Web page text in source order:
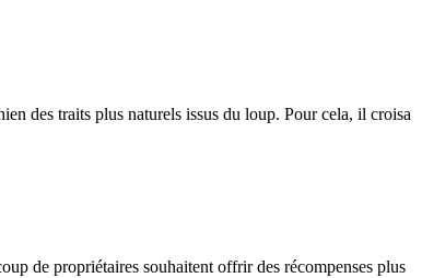
des traits plus naturels issus du loup. Pour cela, il croisa
de propriétaires souhaitent offrir des récompenses plus